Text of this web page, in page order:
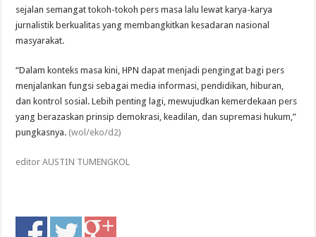
sejalan semangat tokoh-tokoh pers masa lalu lewat karya-karya
jurnalistik berkualitas yang membangkitkan kesadaran nasional
masyarakat.
“Dalam konteks masa kini, HPN dapat menjadi pengingat bagi pers
menjalankan fungsi sebagai media informasi, pendidikan, hiburan,
dan kontrol sosial. Lebih penting lagi, mewujudkan kemerdekaan pers
yang berazaskan prinsip demokrasi, keadilan, dan supremasi hukum,”
pungkasnya. (wol/eko/d2)
editor AUSTIN TUMENGKOL